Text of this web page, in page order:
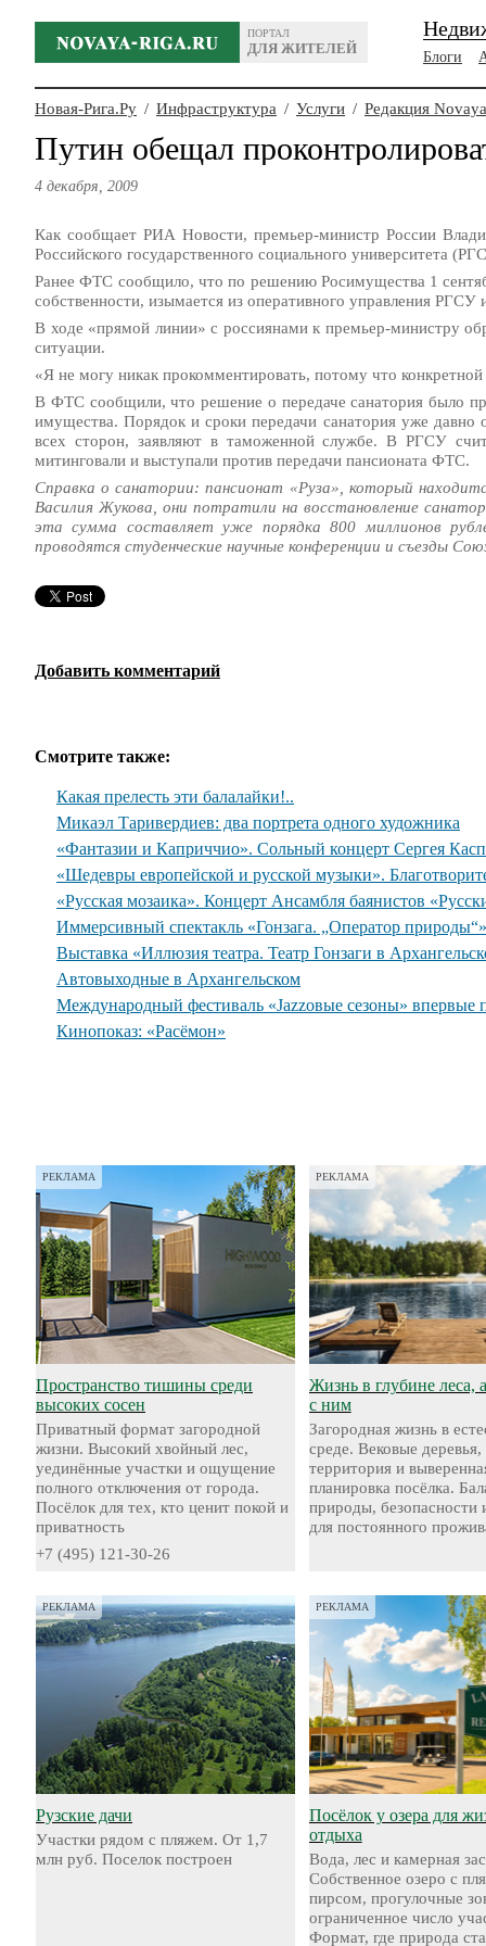
ПОРТАЛ
ДЛЯ ЖИТЕЛЕЙ
Блоги
Новая-Рига.Ру / Инфраструктура / Услуги / Редакция
Путин обещал
4 декабря, 2009
Как сообщает РИА Новости, премьер-министр России
Российского государственного социального университета
Ранее ФТС сообщило, что по решению Росимущества 1
собственности, изымается из оперативного управления
В ходе «прямой линии» с россиянами к премьер-министру
ситуации.
«Я не могу никак прокомментировать, потому что
В ФТС сообщили, что решение о передаче санатория было
имущества. Порядок и сроки передачи санатория уже
всех сторон, заявляют в таможенной службе. В РГСУ
митинговали и выступали против передачи пансионата ФТС.
Справка о санатории: пансионат «Руза», который
Василия Жукова, они потратили на восстановление
эта сумма составляет уже порядка 800 миллионов
проводятся студенческие научные конференции и съезды
Добавить комментарий
Смотрите также:
Какая прелесть эти балалайки!..
Микаэл Таривердиев: два портрета одного художника
«Фантазии и Каприччио». Сольный концерт Сергея
«Шедевры европейской и русской музыки».
«Русская мозаика». Концерт Ансамбля баянистов
Иммерсивный спектакль «Гонзага. „Оператор природы“»
Выставка «Иллюзия театра. Театр Гонзаги в
Автовыходные в Архангельском
Международный фестиваль «Jazzовые сезоны» впервые
Кинопоказ: «Расёмон»
РЕКЛАМА
Пространство тишины среди
высоких сосен
Приватный формат загородной
жизни. Высокий хвойный лес,
уединённые участки и ощущение
полного отключения от города.
Посёлок для тех, кто ценит покой и
приватность
+7 (495) 121-30-26
РЕКЛАМА
Жизнь в глубине леса,
с ним
Загородная жизнь в
среде. Вековые деревья,
территория и
планировка посёлка.
природы, безопасности
для постоянного
РЕКЛАМА
Рузские дачи
Участки рядом с пляжем. От 1,7
млн руб. Поселок построен
РЕКЛАМА
Посёлок у озера для
отдыха
Вода, лес и камерная
Собственное озеро с
пирсом, прогулочные
ограниченное число
Формат, где природа